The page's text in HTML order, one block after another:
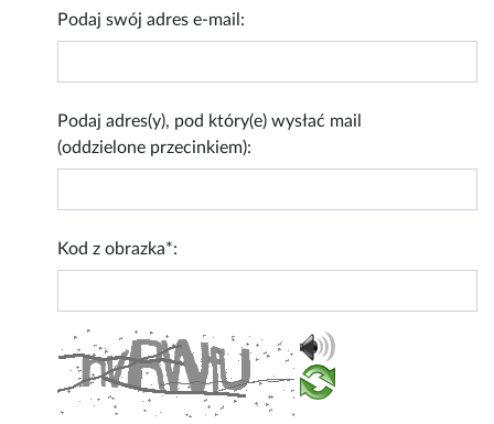
Podaj swój adres e-mail:
Podaj adres(y), pod który(e) wysłać mail
(oddzielone przecinkiem):
Kod z obrazka*: